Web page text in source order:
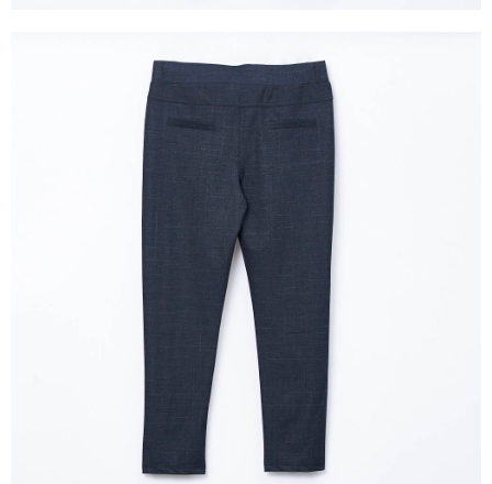
４．使用「AFTEE先享後付」時，將依據個別帳號之用戶狀況，依本公司即
時審查核予不同之上限額度；若仍有額度不足之情形，本公司將視審查結果
請求用戶進行身份認證。
５．嚴禁一人註冊多個帳號或使用他人資訊註冊。若發現惡意使用之情形，
恩沛科技股份有限公司將有權停止該用戶之使用額度並採取法律行動。